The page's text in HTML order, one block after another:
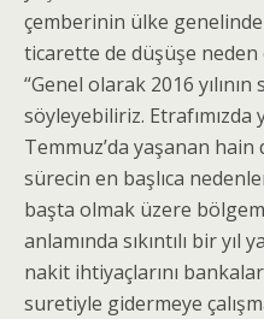
çemberinin ülke
ticarette de düşüşe
“Genel olarak 2016 yılının
söyleyebiliriz.
Temmuz’da yaşanan hain
sürecin en başlıca
başta olmak üzere
anlamında sıkıntılı bir yıl
nakit ihtiyaçlarını
suretiyle gidermeye